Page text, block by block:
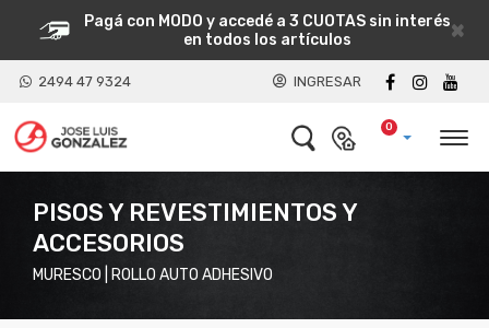
×
Pagá con MODO y accedé a 3 CUOTAS sin interés
en todos los artículos
2494 47 9324 INGRESAR
0
PISOS Y REVESTIMIENTOS Y
ACCESORIOS
MURESCO | ROLLO AUTO ADHESIVO